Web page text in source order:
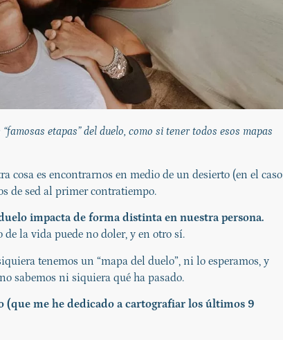
etapas” del duelo, como si tener todos esos mapas
cosa es encontrarnos en medio de un desierto (en el caso
de sed al primer contratiempo.
impacta de forma distinta en nuestra persona.
la vida puede no doler, y en otro sí.
tenemos un “mapa del duelo”, ni lo esperamos, y
sabemos ni siquiera qué ha pasado.
(que me he dedicado a cartografiar los últimos 9